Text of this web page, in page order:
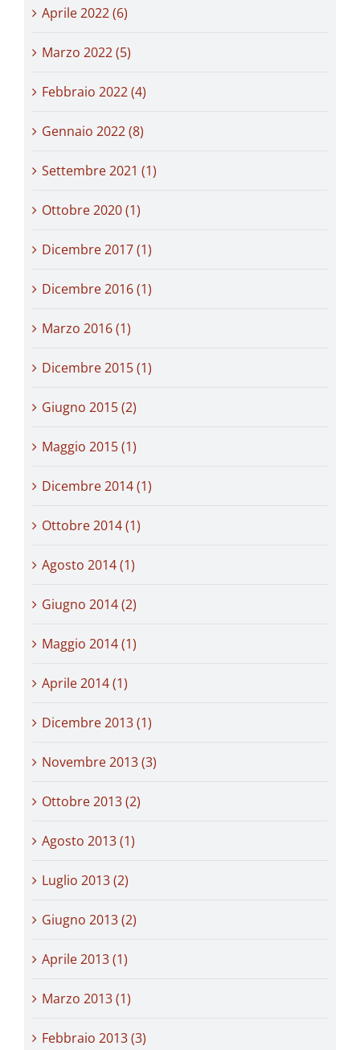
Aprile 2022 (6)
Marzo 2022 (5)
Febbraio 2022 (4)
Gennaio 2022 (8)
Settembre 2021 (1)
Ottobre 2020 (1)
Dicembre 2017 (1)
Dicembre 2016 (1)
Marzo 2016 (1)
Dicembre 2015 (1)
Giugno 2015 (2)
Maggio 2015 (1)
Dicembre 2014 (1)
Ottobre 2014 (1)
Agosto 2014 (1)
Giugno 2014 (2)
Maggio 2014 (1)
Aprile 2014 (1)
Dicembre 2013 (1)
Novembre 2013 (3)
Ottobre 2013 (2)
Agosto 2013 (1)
Luglio 2013 (2)
Giugno 2013 (2)
Aprile 2013 (1)
Marzo 2013 (1)
Febbraio 2013 (3)